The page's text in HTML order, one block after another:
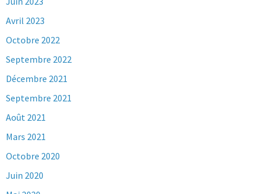
Avril 2023
Octobre 2022
Septembre 2022
Décembre 2021
Septembre 2021
Août 2021
Mars 2021
Octobre 2020
Juin 2020